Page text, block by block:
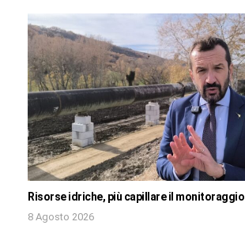
Risorse idriche, più capillare il monitoraggio
8 Agosto 2026